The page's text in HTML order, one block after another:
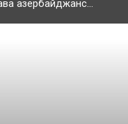
азербайджанс...